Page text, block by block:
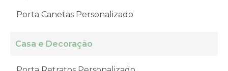
Porta Canetas Personalizado
Casa e Decoração